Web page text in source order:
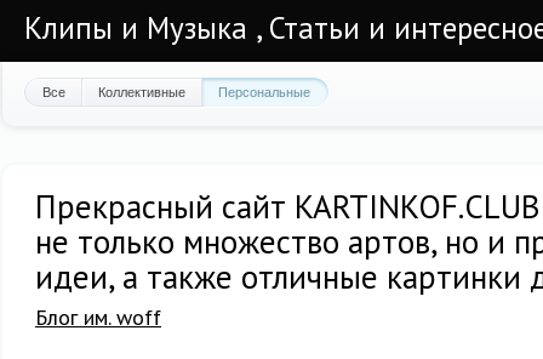
Клипы и Музыка , Статьи и
Все Коллективные Персональные
Прекрасный сайт
не только множество артов, но и
идеи, а также отличные картинки
Блог им. woff